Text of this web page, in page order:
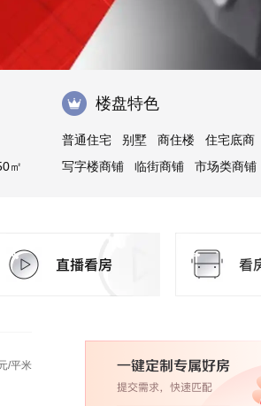
㎡
楼盘特色
普通住宅 别墅 商住楼
住宅底商
写字楼商铺
临街商铺
市场类商铺
/平米